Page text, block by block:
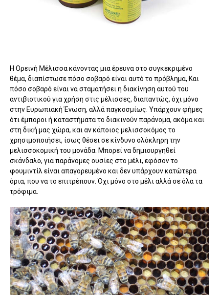
Η Ορεινή Μέλισσα κάνοντας μια έρευνα στο συγκεκριμένο
θέμα, διαπίστωσε πόσο σοβαρό είναι αυτό το πρόβλημα, Και
πόσο σοβαρό είναι να σταματήσει η διακίνηση αυτού του
αντιβιοτικού για χρήση στις μέλισσες, διαπαντώς, όχι μόνο
στην Ευρωπιακή Ένωση, αλλά παγκοσμίως. Υπάρχουν φήμες
ότι έμποροι ή καταστήματα το διακινούν παράνομα, ακόμα και
στη δική μας χώρα, και αν κάποιος μελισσοκόμος το
χρησιμοποιήσει, ίσως θέσει σε κίνδυνο ολόκληρη την
μελισσοκομική του μονάδα. Μπορεί να δημιουργηθεί
σκάνδαλο, για παράνομες ουσίες στο μέλι, εφόσον το
φουμιντίλ είναι απαγορευμένο και δεν υπάρχουν κατώτερα
όρια, που να το επιτρέπουν. Όχι μόνο στο μέλι αλλά σε όλα τα
τρόφιμα.